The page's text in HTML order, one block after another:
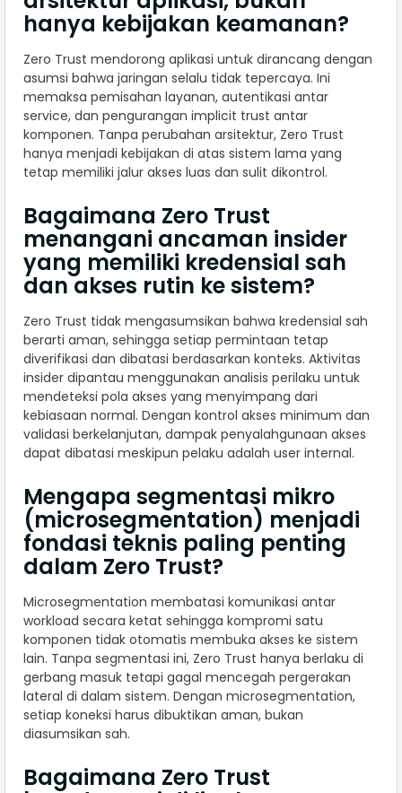
hanya kebijakan keamanan?
Zero Trust mendorong aplikasi untuk dirancang dengan
asumsi bahwa jaringan selalu tidak tepercaya. Ini
memaksa pemisahan layanan, autentikasi antar
service, dan pengurangan implicit trust antar
komponen. Tanpa perubahan arsitektur, Zero Trust
hanya menjadi kebijakan di atas sistem lama yang
tetap memiliki jalur akses luas dan sulit dikontrol.
Bagaimana Zero Trust
menangani ancaman insider
yang memiliki kredensial sah
dan akses rutin ke sistem?
Zero Trust tidak mengasumsikan bahwa kredensial sah
berarti aman, sehingga setiap permintaan tetap
diverifikasi dan dibatasi berdasarkan konteks. Aktivitas
insider dipantau menggunakan analisis perilaku untuk
mendeteksi pola akses yang menyimpang dari
kebiasaan normal. Dengan kontrol akses minimum dan
validasi berkelanjutan, dampak penyalahgunaan akses
dapat dibatasi meskipun pelaku adalah user internal.
Mengapa segmentasi mikro
(microsegmentation) menjadi
fondasi teknis paling penting
dalam Zero Trust?
Microsegmentation membatasi komunikasi antar
workload secara ketat sehingga kompromi satu
komponen tidak otomatis membuka akses ke sistem
lain. Tanpa segmentasi ini, Zero Trust hanya berlaku di
gerbang masuk tetapi gagal mencegah pergerakan
lateral di dalam sistem. Dengan microsegmentation,
setiap koneksi harus dibuktikan aman, bukan
diasumsikan sah.
Bagaimana Zero Trust